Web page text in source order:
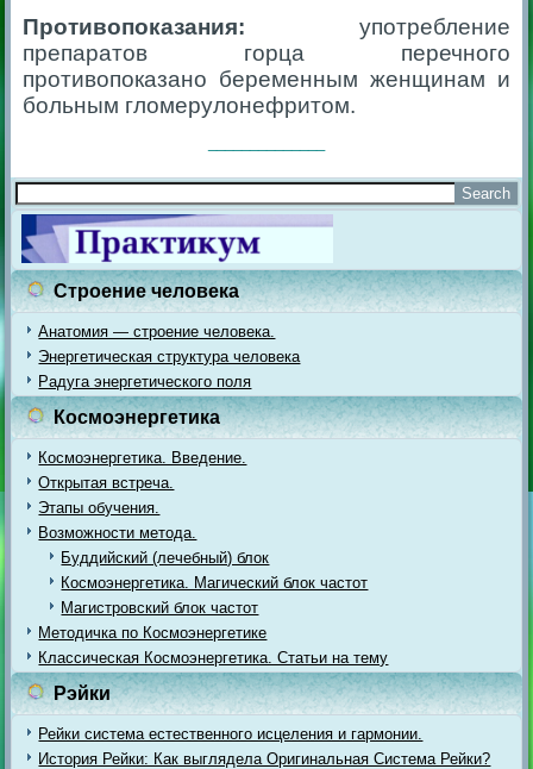
Противопоказания: употребление
препаратов горца перечного
противопоказано беременным женщинам и
больным гломерулонефритом.
Строение человека
Анатомия — строение человека.
Энергетическая структура человека
Радуга энергетического поля
Космоэнергетика
Космоэнергетика. Введение.
Открытая встреча.
Этапы обучения.
Возможности метода.
Буддийский (лечебный) блок
Космоэнергетика. Магический блок частот
Магистровский блок частот
Методичка по Космоэнергетике
Классическая Космоэнергетика. Статьи на тему
Рэйки
Рейки система естественного исцеления и гармонии.
История Рейки: Как выглядела Оригинальная Система Рейки?